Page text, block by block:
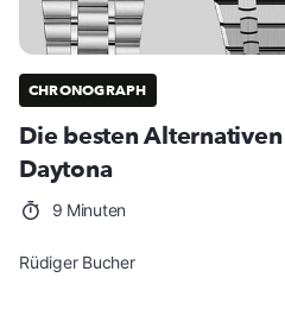
CHRONOGRAPH
Die besten
Daytona
9 Minuten
Rüdiger Bucher